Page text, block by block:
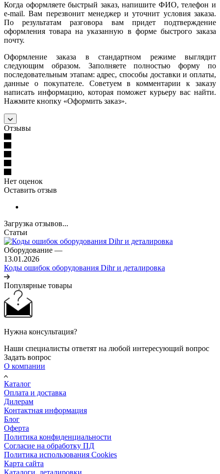
Когда оформляете быстрый заказ, напишите ФИО, телефон и
e-mail. Вам перезвонит менеджер и уточнит условия заказа.
По результатам разговора вам придет подтверждение
оформления товара на указанную в форме быстрого заказа
почту.
Оформление заказа в стандартном режиме выглядит
следующим образом. Заполняете полностью форму по
последовательным этапам: адрес, способы доставки и оплаты,
данные о покупателе. Советуем в комментарии к заказу
написать информацию, которая поможет курьеру вас найти.
Нажмите кнопку «Оформить заказ».
Отзывы
Нет оценок
Оставить отзыв
Загрузка отзывов...
Статьи
Оборудование —
13.01.2026
Коды ошибок оборудования Dihr и деталировка
Популярные товары
Нужна консультация?
Наши специалисты ответят на любой интересующий вопрос
Задать вопрос
О компании
Каталог
Оплата и доставка
Дилерам
Контактная информация
Блог
Оферта
Политика конфиденциальности
Согласие на обработку ПД
Политика использования Cookies
Карта сайта